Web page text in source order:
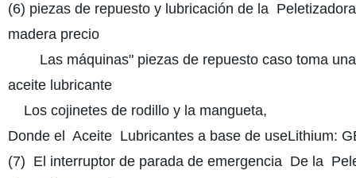
(6) piezas de repuesto y lubricación de la
madera precio
Las máquinas" piezas de repuesto caso toma
aceite lubricante
Los cojinetes de rodillo y la mangueta,
Donde el Aceite Lubricantes a base de useLithium:
(7) El interruptor de parada de emergencia De la